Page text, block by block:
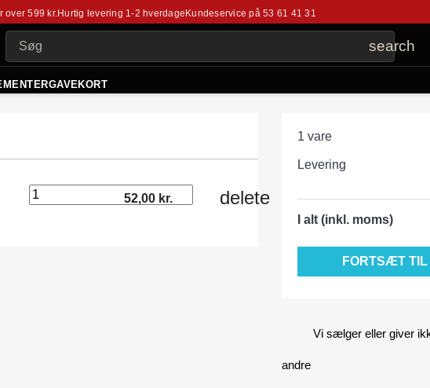
over 599 kr. Hurtig levering 1-2 hverdageKundeservice på53 61 41 31
search
GAVEKORT
52,00 kr. delete
1 vare
Levering
I alt (inkl. moms)
FORTSÆT
Vi sælger eller giver
andre